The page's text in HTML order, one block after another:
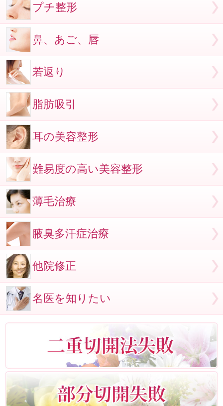
プチ整形
鼻、あご、唇
若返り
脂肪吸引
耳の美容整形
難易度の高い美容整形
薄毛治療
腋臭多汗症治療
他院修正
名医を知りたい